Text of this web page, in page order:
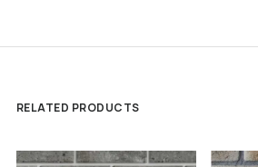
RELATED PRODUCTS